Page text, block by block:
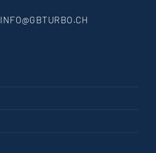
INFO@GBTURBO.CH